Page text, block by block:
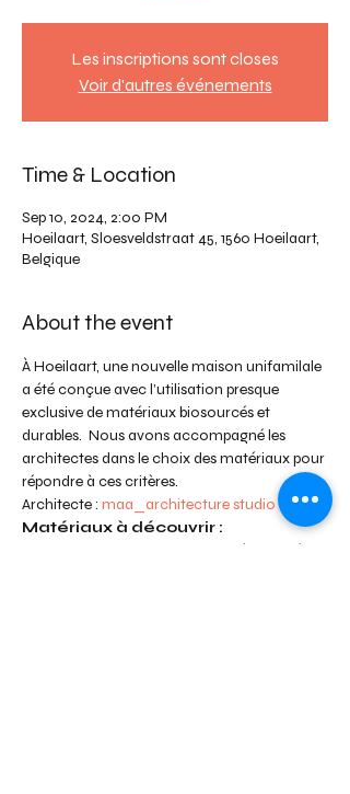
Les inscriptions sont closes
Voir d'autres événements
Time & Location
Sep 10, 2024, 2:00 PM
Hoeilaart, Sloesveldstraat 45, 1560 Hoeilaart,
Belgique
About the event
À Hoeilaart, une nouvelle maison unifamilale
a été conçue avec l’utilisation presque
exclusive de matériaux biosourcés et
durables.  Nous avons accompagné les
architectes dans le choix des matériaux pour
répondre à ces critères.
Architecte : maa_architecture studio
Matériaux à découvrir :
en CLT préfabriquée